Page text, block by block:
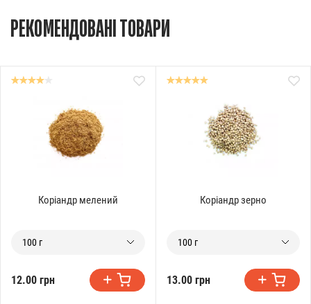
РЕКОМЕНДОВАНІ ТОВАРИ
Коріандр мелений
100 г
12.00 грн
Коріандр зерно
100 г
13.00 грн